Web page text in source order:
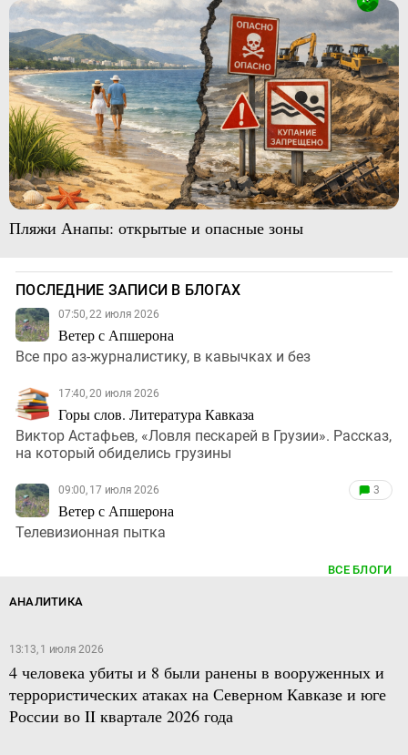
Пляжи Анапы: открытые и опасные зоны
ПОСЛЕДНИЕ ЗАПИСИ В БЛОГАХ
07:50, 22 июля 2026
Ветер с Апшерона
Все про аз-журналистику, в кавычках и без
17:40, 20 июля 2026
Горы слов. Литература Кавказа
Виктор Астафьев, «Ловля пескарей в Грузии». Рассказ,
на который обиделись грузины
09:00, 17 июля 2026
Ветер с Апшерона
3
Телевизионная пытка
ВСЕ БЛОГИ
АНАЛИТИКА
13:13, 1 июля 2026
4 человека убиты и 8 были ранены в вооруженных и
террористических атаках на Северном Кавказе и юге
России во II квартале 2026 года